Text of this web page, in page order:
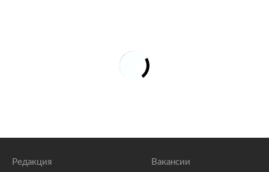
Редакция Вакансии